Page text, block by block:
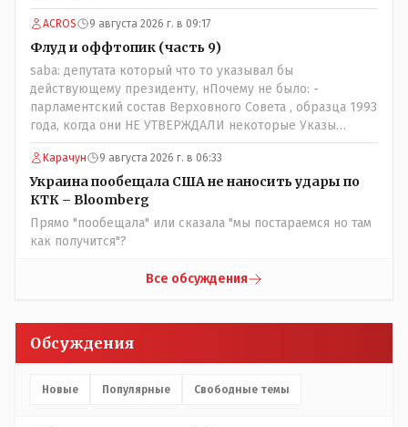
ACROS 9 августа 2026 г. в 09:17
Флуд и оффтопик (часть 9)
saba: депутата который что то указывал бы
действующему президенту, нПочему не было: -
парламентский состав Верховного Совета , образца 1993
года, когда они НЕ УТВЕРЖДАЛИ некоторые Указы
Назарбаева, особенно в части выборов и перевыборов и
некоторых вопросах внутренней политики, и тогда
Назарбай волевым Указом РАСПУСТИЛ этот бунтарский
состав. Имя - Серикболсын Абдильдин вам знакомо -
юывший секретарь ЦК КП Казахстана , впоследствии -
депутат Верховного Совета и Мажлиса и Председатель
партии коммунстов- он в то время и после и причём
НЕОДНОКРАТНО, указывал и многократно на недостатки
Назарбая и предлагал ему самому ДОБРОВОЛЬНО уйти с
Карачун 9 августа 2026 г. в 06:33
Украина пообещала США не наносить удары по
КТК – Bloomberg
Прямо "пообещала" или сказала "мы постараемся но там
как получится"?
Все обсуждения
Обсуждения
Новые Популярные Свободные темы